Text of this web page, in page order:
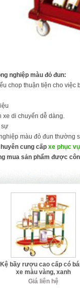
nghiệp màu đỏ đun:
chop thuận tiện cho
xe di chuyển dễ dàng.
sự
màu đỏ đun
cung cấp xe phục
mua sản phẩm được
Kệ bầy rượu cao cấp có
xe màu vàng, xanh
Giá liên hệ